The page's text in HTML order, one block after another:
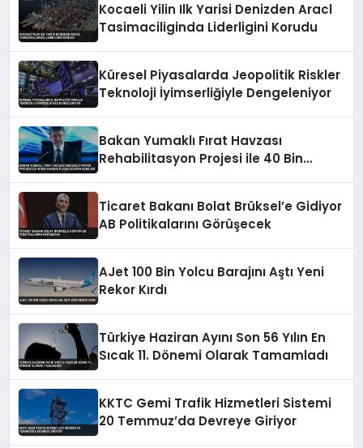
Kocaeli Yilin Ilk Yarisi Denizden Aracl
Tasimaciliginda Liderligini Korudu
Küresel Piyasalarda Jeopolitik Riskler
Teknoloji İyimserliğiyle Dengeleniyor
Bakan Yumaklı Fırat Havzası
Rehabilitasyon Projesi ile 40 Bin
Ticaret Bakanı Bolat Brüksel’e Gidiyor
AB Politikalarını Görüşecek
AJet 100 Bin Yolcu Barajını Aştı Yeni
Rekor Kırdı
Türkiye Haziran Ayını Son 56 Yılın En
Sıcak 11. Dönemi Olarak Tamamladı
KKTC Gemi Trafik Hizmetleri Sistemi
20 Temmuz’da Devreye Giriyor